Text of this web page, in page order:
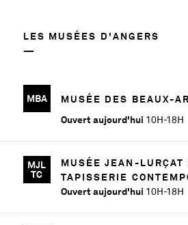
LES MUSÉES D'ANGERS
MBA
MUSÉE DES BEAUX-
Ouvert aujourd'hui 10H-18H
MJL
TC
MUSÉE JEAN-LURÇAT
TAPISSERIE
Ouvert aujourd'hui 10H-18H